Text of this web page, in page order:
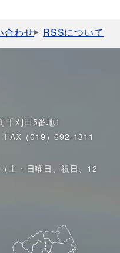
合わせ RSSについて
刈田5番地1
FAX（019）692-1311
土・日曜日、祝日、12